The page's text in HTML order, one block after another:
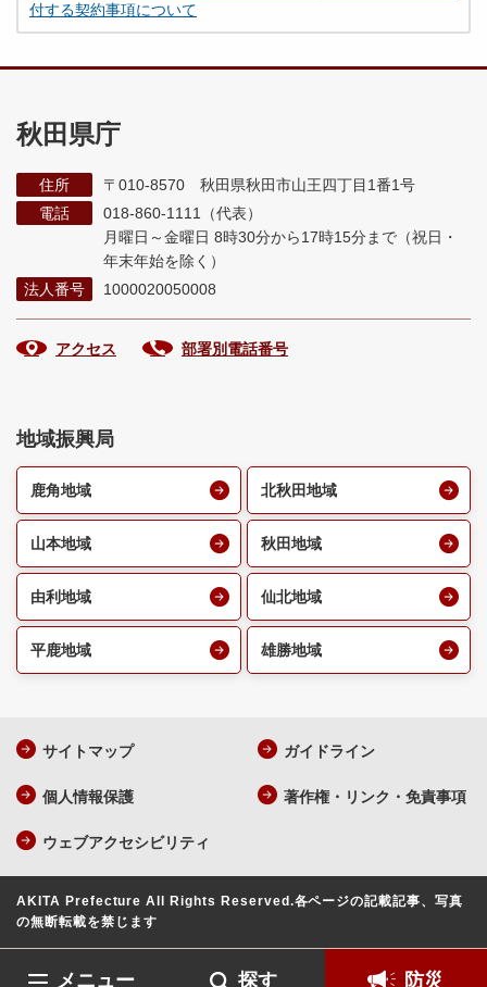
メニュー 探す 防災
付する契約事項について
秋田県庁
住所
〒010-8570 秋田県秋田市山王四丁目1番1号
電話
018-860-1111（代表）
月曜日～金曜日 8時30分から17時15分まで （祝日・
年末年始を除く）
法人番号
1000020050008
アクセス 部署別電話番号
地域振興局
鹿角地域 北秋田地域
山本地域 秋田地域
由利地域 仙北地域
平鹿地域 雄勝地域
サイトマップ ガイドライン
個人情報保護 著作権・リンク・免責事項
ウェブアクセシビリティ
AKITA Prefecture All Rights Reserved.各ページの記載記事、写真
の無断転載を禁じます